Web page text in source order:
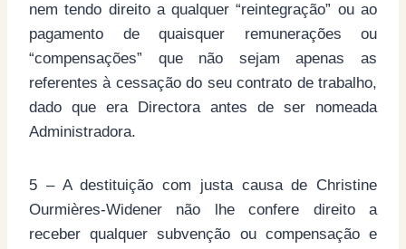
nem tendo direito a qualquer “reintegração” ou ao
pagamento de quaisquer remunerações ou
“compensações” que não sejam apenas as
referentes à cessação do seu contrato de trabalho,
dado que era Directora antes de ser nomeada
Administradora.
5 – A destituição com justa causa de Christine
Ourmières-Widener não lhe confere direito a
receber qualquer subvenção ou compensação e